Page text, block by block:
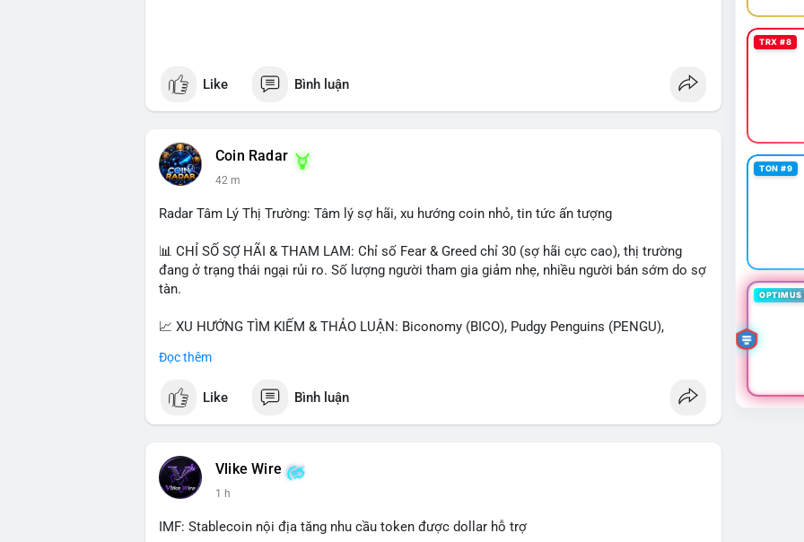
Like Bình luận
Coin Radar
42 m
Radar Tâm Lý Thị Trường: Tâm lý sợ hãi, xu hướng coin nhỏ, tin tức ấn tượng
📊 CHỈ SỐ SỢ HÃI & THAM LAM: Chỉ số Fear & Greed chỉ 30 (sợ hãi cực cao), thị trường
đang ở trạng thái ngại rủi ro. Số lượng người tham gia giảm nhẹ, nhiều người bán sớm do sợ
tàn.
📈 XU HƯỚNG TÌM KIẾM & THẢO LUẬN: Biconomy (BICO), Pudgy Penguins (PENGU),
Penguins), AI (Hyperliquid) và ổn định (BSV) nổi bật.
💬 DÒNG CHẢY TIN TỨC & TRUYỀN THÔNG: Bàn tán trên Binance Square tập trung vào
lệnh kẹp, dự báo NVDA và Musk Starship 13. Telegram nhấn mạnh luật mới tại Brazil và
💡 NHẬN ĐỊNH & KHUYẾN NGHỊ: Tâm lý ngắn hạn vẫn tiêu cực do sợ hãi, nhưng xu hướng
coin nhỏ và tin tức AI/NVIDA có thể tạo cơ hội mua sớm. Cần theo dõi sự thay đổi trong
Đọc thêm
Like Bình luận
Vlike Wire
1 h
IMF: Stablecoin nội địa tăng nhu cầu token được dollar hỗ trợ
TRX #8
TON #9
OPTIMUS